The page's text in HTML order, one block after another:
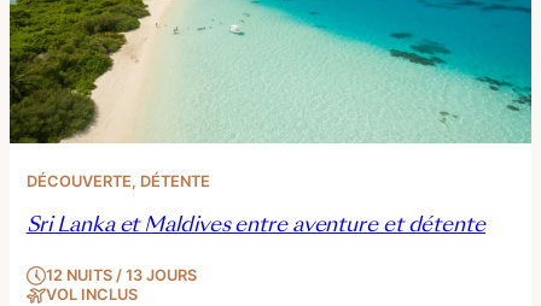
DÉCOUVERTE, DÉTENTE
Sri Lanka et Maldives entre aventure et détente
12 NUITS / 13 JOURS
VOL INCLUS